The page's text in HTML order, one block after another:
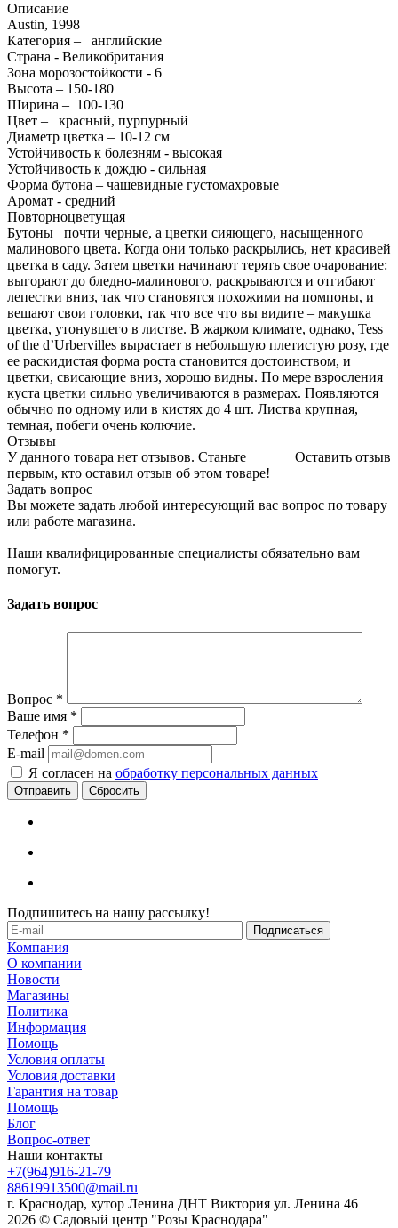
Описание
Austin, 1998
Категория – английские
Страна - Великобритания
Зона морозостойкости - 6
Высота – 150-180
Ширина – 100-130
Цвет – красный, пурпурный
Диаметр цветка – 10-12 см
Устойчивость к болезням - высокая
Устойчивость к дождю - сильная
Форма бутона – чашевидные густомахровые
Аромат - средний
Повторноцветущая
Бутоны почти черные, а цветки сияющего, насыщенного
малинового цвета. Когда они только раскрылись, нет красивей
цветка в саду. Затем цветки начинают терять свое очарование:
выгорают до бледно-малинового, раскрываются и отгибают
лепестки вниз, так что становятся похожими на помпоны, и
вешают свои головки, так что все что вы видите – макушка
цветка, утонувшего в листве. В жарком климате, однако, Tess
of the d’Urbervilles вырастает в небольшую плетистую розу, где
ее раскидистая форма роста становится достоинством, и
цветки, свисающие вниз, хорошо видны. По мере взросления
куста цветки сильно увеличиваются в размерах. Появляются
обычно по одному или в кистях до 4 шт. Листва крупная,
темная, побеги очень колючие.
Отзывы
Оставить отзыв
У данного товара нет отзывов. Станьте
первым, кто оставил отзыв об этом товаре!
Задать вопрос
Вы можете задать любой интересующий вас вопрос по товару
или работе магазина.
Наши квалифицированные специалисты обязательно вам
помогут.
Задать вопрос
Вопрос *
Ваше имя *
Телефон *
E-mail
Я согласен на обработку персональных данных
Сбросить
Подпишитесь на нашу рассылку!
Компания
О компании
Новости
Магазины
Политика
Информация
Помощь
Условия оплаты
Условия доставки
Гарантия на товар
Помощь
Блог
Вопрос-ответ
Наши контакты
+7(964)916-21-79
88619913500@mail.ru
г. Краснодар, хутор Ленина ДНТ Виктория ул. Ленина 46
2026 © Садовый центр "Розы Краснодара"